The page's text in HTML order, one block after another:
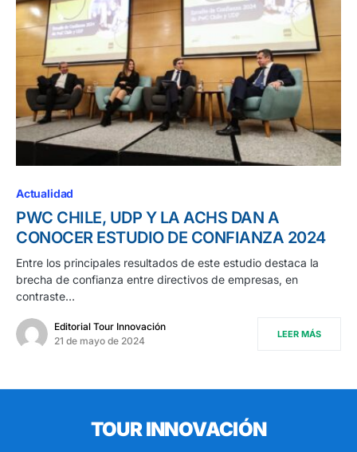
Actualidad
PWC CHILE, UDP Y LA ACHS DAN A
CONOCER ESTUDIO DE CONFIANZA 2024
Entre los principales resultados de este estudio destaca la
brecha de confianza entre directivos de empresas, en
contraste…
Editorial Tour Innovación
21 de mayo de 2024
LEER MÁS
TOUR INNOVACIÓN